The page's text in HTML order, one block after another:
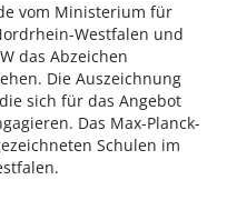
vom Ministerium für
Westfalen und
das Abzeichen
Die Auszeichnung
sich für das Angebot
Das Max-Planck-
Schulen im